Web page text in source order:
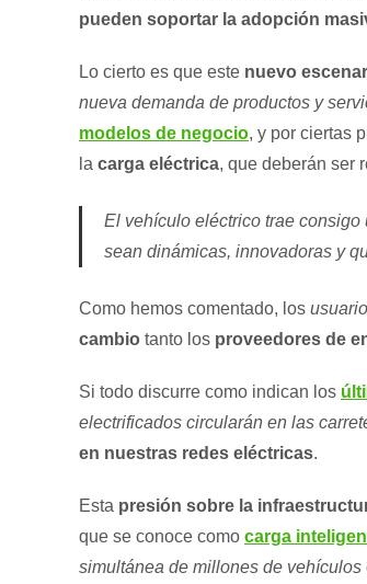
pueden soportar la adopción
Lo cierto es que este nuevo
nueva demanda de productos y
modelos de negocio, y por ciertas
la carga eléctrica, que deberán ser
El vehículo eléctrico trae
sean dinámicas, innovadoras y
Como hemos comentado, los
cambio tanto los proveedores de
Si todo discurre como indican los
electrificados circularán en las
en nuestras redes eléctricas.
Esta presión sobre la
que se conoce como carga
simultánea de millones de vehículos